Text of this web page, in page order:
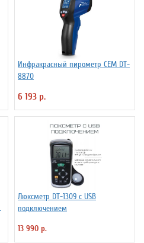
Инфракрасный пирометр СЕМ DT-
8870
6 193 р.
Люксметр DT-1309 с USB
подключением
13 990 р.